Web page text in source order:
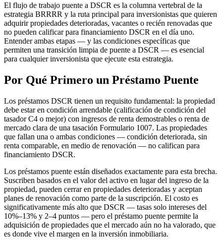
El flujo de trabajo puente a DSCR es la columna vertebral de la
estrategia BRRRR y la ruta principal para inversionistas que quieren
adquirir propiedades deterioradas, vacantes o recién renovadas que
no pueden calificar para financiamiento DSCR en el día uno.
Entender ambas etapas — y las condiciones específicas que
permiten una transición limpia de puente a DSCR — es esencial
para cualquier inversionista que ejecute esta estrategia.
Por Qué Primero un Préstamo Puente
Los préstamos DSCR tienen un requisito fundamental: la propiedad
debe estar en condición arrendable (calificación de condición del
tasador C4 o mejor) con ingresos de renta demostrables o renta de
mercado clara de una tasación Formulario 1007. Las propiedades
que fallan una o ambas condiciones — condición deteriorada, sin
renta comparable, en medio de renovación — no califican para
financiamiento DSCR.
Los préstamos puente están diseñados exactamente para esta brecha.
Suscriben basados en el valor del activo en lugar del ingreso de la
propiedad, pueden cerrar en propiedades deterioradas y aceptan
planes de renovación como parte de la suscripción. El costo es
significativamente más alto que DSCR — tasas solo intereses del
10%–13% y 2–4 puntos — pero el préstamo puente permite la
adquisición de propiedades que el mercado aún no ha valorado, que
es donde vive el margen en la inversión inmobiliaria.